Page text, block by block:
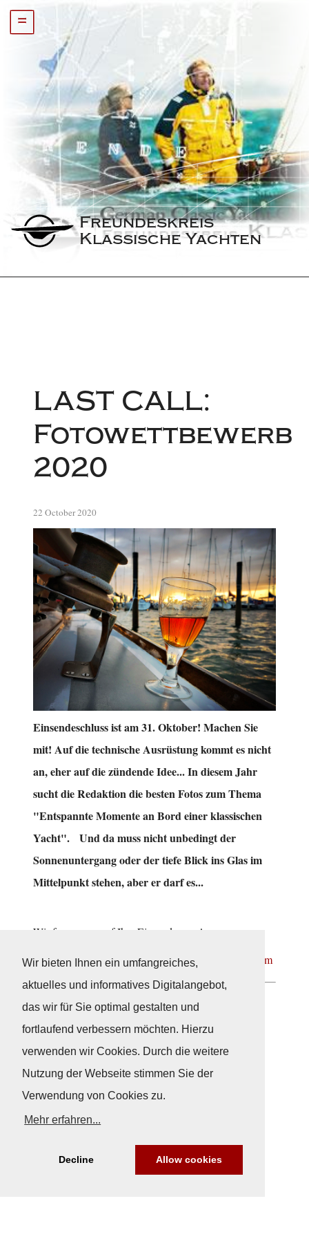
Wir bieten Ihnen ein umfangreiches,
aktuelles und informatives Digitalangebot,
das wir für Sie optimal gestalten und
fortlaufend verbessern möchten. Hierzu
verwenden wir Cookies. Durch die weitere
Nutzung der Webseite stimmen Sie der
Verwendung von Cookies zu.
Mehr erfahren...
Decline Allow cookies
=
Freundeskreis
Klassische Yachten
LAST CALL:
Fotowettbewerb
2020
22 October 2020
Einsendeschluss ist am 31. Oktober! Machen Sie
mit! Auf die technische Ausrüstung kommt es nicht
an, eher auf die zündende Idee... In diesem Jahr
sucht die Redaktion die besten Fotos zum Thema
"Entspannte Momente an Bord einer klassischen
Yacht". Und da muss nicht unbedingt der
Sonnenuntergang oder der tiefe Blick ins Glas im
Mittelpunkt stehen, aber er darf es...
Wir freuen uns auf Ihre Einsendungen!
https://www.fky.org/kulturelles/fotowettbewerbe.htm
Neuigkeiten